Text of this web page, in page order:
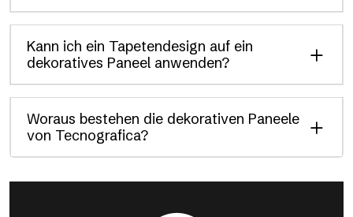
Kann ich ein Tapetendesign auf ein
dekoratives Paneel anwenden?
Woraus bestehen die dekorativen Paneele
von Tecnografica?